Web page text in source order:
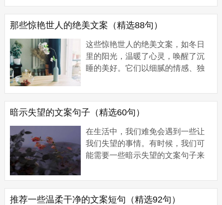
文案句子1 1、大知闲闲，小知间
间。 2、不为往...
那些惊艳世人的绝美文案（精选88句）
这些惊艳世人的绝美文案，如冬日
里的阳光，温暖了心灵，唤醒了沉
睡的美好。它们以细腻的情感、独
日的寒冷和沉闷。以下是一些惊艳
的文案： 那些...
暗示失望的文案句子（精选60句）
在生活中，我们难免会遇到一些让
我们失望的事情。有时候，我们可
能需要一些暗示失望的文案句子来
示失望的文案句子，希望能给你带
来一些启示，...
推荐一些温柔干净的文案短句（精选92句）